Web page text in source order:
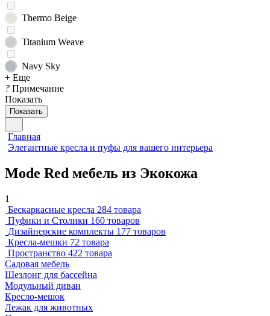
Thermo Beige
Titanium Weave
Navy Sky
+ Еще
? Примечание
Показать
Показать
Главная
Элегантные кресла и пуфы для вашего интерьера
Mode Red мебель из Экокожа
1
Бескаркасные кресла 284 товара
Пуфики и Столики 160 товаров
Дизайнерские комплекты 177 товаров
Кресла-мешки 72 товара
Пространство 422 товара
Садовая мебель
Шезлонг для бассейна
Модульный диван
Кресло-мешок
Лежак для животных